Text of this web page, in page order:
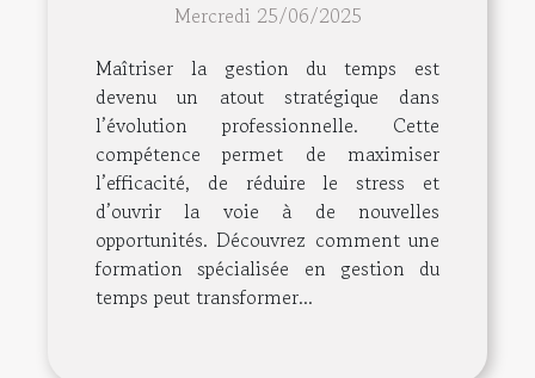
carrière ?Mercredi 25/06/2025
Maîtriser la gestion du temps est
devenu un atout stratégique dans
l’évolution professionnelle. Cette
compétence permet de maximiser
l’efficacité, de réduire le stress et
d’ouvrir la voie à de nouvelles
opportunités. Découvrez comment une
formation spécialisée en gestion du
temps peut transformer...